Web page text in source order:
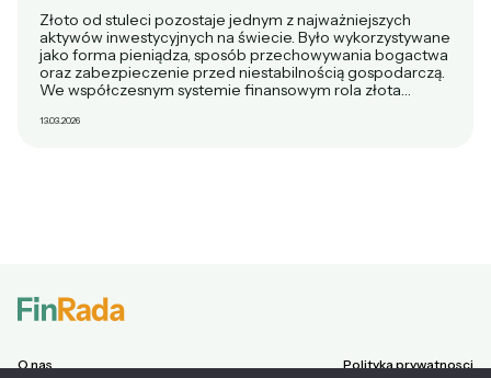
Złoto od stuleci pozostaje jednym z najważniejszych
aktywów inwestycyjnych na świecie. Było wykorzystywane
jako forma pieniądza, sposób przechowywania bogactwa
oraz zabezpieczenie przed niestabilnością gospodarczą.
We współczesnym systemie finansowym rola złota…
13.03.2026
O nas
Polityka prywatnosci